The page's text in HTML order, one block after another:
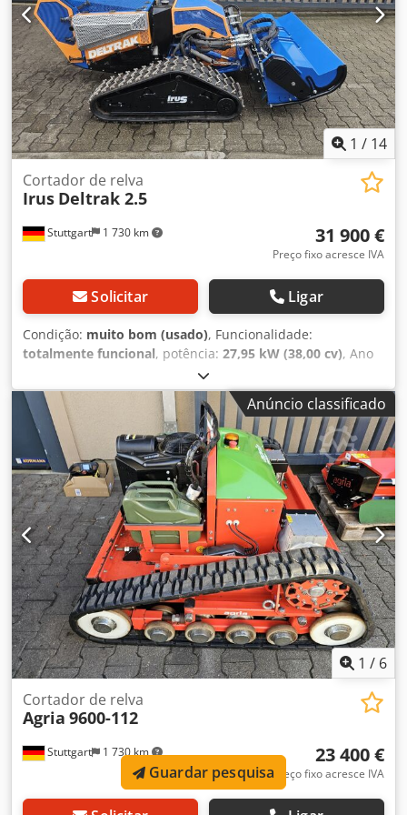
1 / 14
Stuttgart 1 730 km
Cortador de relva
Irus Deltrak 2.5
31 900 €
Preço fixo acresce IVA
Solicitar Ligar
Condição: muito bom (usado), Funcionalidade:
totalmente funcional, potência: 27,95 kW (38,00 cv), Ano
, horas de funcionamento:
Deltrak 2.5 - 38PS Cortador de esteira controlado por rádio
/ cortador de grama de grandes áreas / cortador de grama
de declive anexo: - Cortador de mangual SM-125 Este IRUS
Deltrak 2.5 foi construído em 2017, tem 1.751 horas de
operação de acordo com o contador e está em boas
condições gerais, com os sinais usuais de uso e desgaste
para esta classe de dispositivo, amplo serviço ao cliente,
incluindo reforma óptica realizada, pronto para uso
imediato, o preço de varejo recomendado atual é de €
60.000! Dedpfxerr Tm Do Aqxock A venda é feita como
máquina usada, com exclusão de devolução, garantia e
garantia. Preço líquido 31.900,-€ // Preço bruto 37.961,-€ -
Visualização/test drive possível - O envio pode ser
organizado para todo o país, os custos dependem da
distância - Financiamento/leasing pode ser solicitado
individualmente para você
Anúncio classificado
1 / 6
Stuttgart 1 730 km
Cortador de relva
Agria 9600-112
23 400 €
Preço fixo acresce IVA
Guardar pesquisa